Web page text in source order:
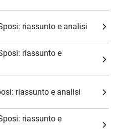
riassunto e analisi
riassunto e
riassunto e analisi
riassunto e